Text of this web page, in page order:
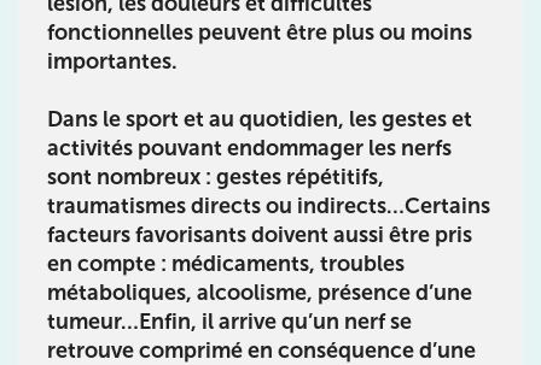
fonctionnelles peuvent être plus ou moins
importantes.
Dans le sport et au quotidien, les gestes et
activités pouvant endommager les nerfs
sont nombreux : gestes répétitifs,
traumatismes directs ou indirects…Certains
facteurs favorisants doivent aussi être pris
en compte : médicaments, troubles
métaboliques, alcoolisme, présence d’une
tumeur…Enfin, il arrive qu’un nerf se
retrouve comprimé en conséquence d’une
Prenez RDV sur
Prenez RDV sur
IK PARIS 6 – CASSETTE
1 Rue Cassette 75006 Paris
1 Rue Cassette 75006 Paris
01 42 84 06 95
Prenez RDV sur
Prenez RDV sur